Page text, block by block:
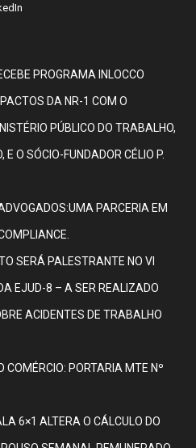
PROGRAMA INLOCCO
DA NR-1 COM O
PÚBLICO DO TRABALHO,
E O SÓCIO-FUNDADOR CÉLIO P.
PARCERIA EM
SERÁ PALESTRANTE NO VI
EJUD-8 – A SER REALIZADO
ACIDENTES DE TRABALHO
COMÉRCIO: PORTARIA MTE Nº
6×1 ALTERA O CÁLCULO DO